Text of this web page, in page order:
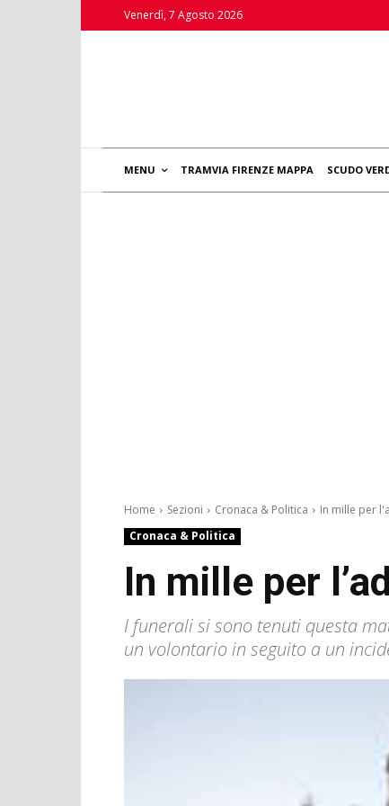
Venerdì, 7 Agosto 2026
MENU TRAMVIA FIRENZE MAPPA SCUDO
Home Sezioni Cronaca & Politica
In mille per
Cronaca & Politica
In mille per
I funerali si sono tenuti questa
un volontario in seguito a un